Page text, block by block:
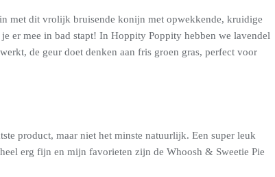
met dit vrolijk bruisende konijn met opwekkende, kruidige
er mee in bad stapt! In Hoppity Poppity hebben we lavendel
de geur doet denken aan fris groen gras, perfect voor
product, maar niet het minste natuurlijk. Een super leuk
erg fijn en mijn favorieten zijn de Whoosh & Sweetie Pie